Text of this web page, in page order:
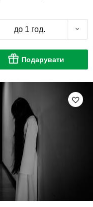
до 1 год.
Подарувати